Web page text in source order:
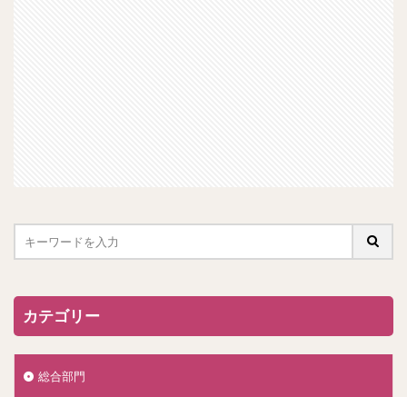
カテゴリー
総合部門